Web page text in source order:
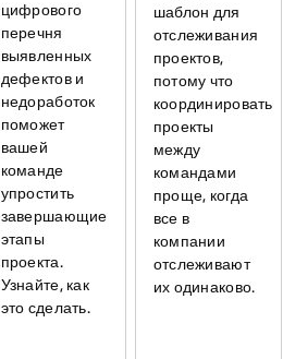
цифрового
перечня
выявленных
дефектов и
недоработок
поможет
вашей
команде
упростить
завершающие
этапы
проекта.
Узнайте, как
это сделать.
шаблон для
отслеживания
проектов,
потому что
координировать
проекты
между
командами
проще, когда
все в
компании
отслеживают
их одинаково.